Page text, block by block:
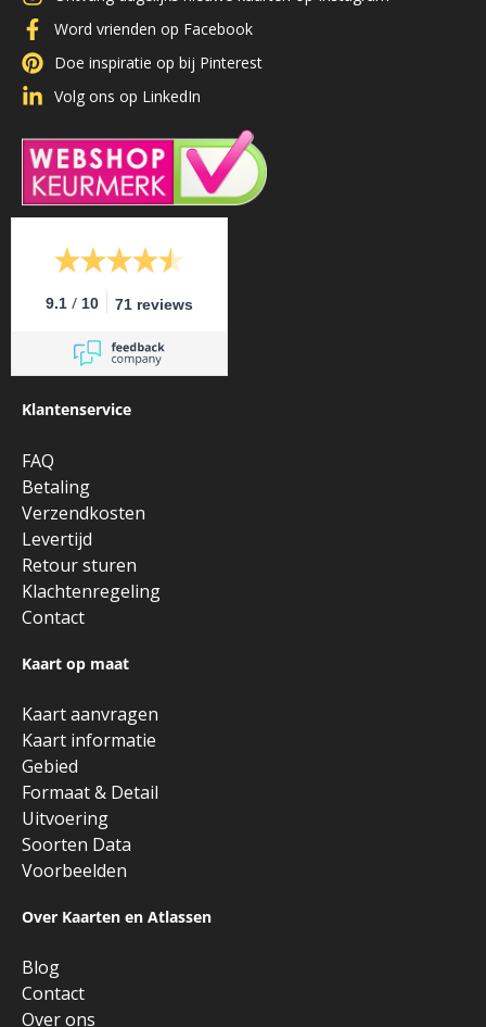
Word vrienden op Facebook
Doe inspiratie op bij Pinterest
Volg ons op LinkedIn
9.1 / 10 71 reviews
Klantenservice
FAQ
Betaling
Verzendkosten
Levertijd
Retour sturen
Klachtenregeling
Contact
Kaart op maat
Kaart aanvragen
Kaart informatie
Gebied
Formaat & Detail
Uitvoering
Soorten Data
Voorbeelden
Over Kaarten en Atlassen
Blog
Contact
Over ons